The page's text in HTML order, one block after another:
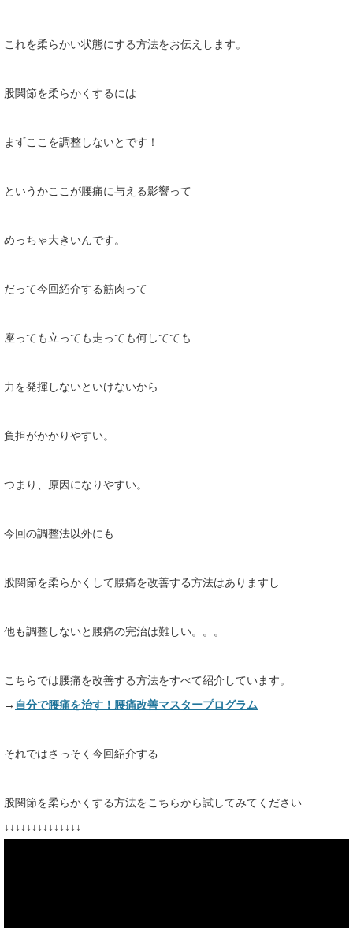
これを柔らかい状態にする方法をお伝えします。
股関節を柔らかくするには
まずここを調整しないとです！
というかここが腰痛に与える影響って
めっちゃ大きいんです。
だって今回紹介する筋肉って
座っても立っても走っても何してても
力を発揮しないといけないから
負担がかかりやすい。
つまり、原因になりやすい。
今回の調整法以外にも
股関節を柔らかくして腰痛を改善する方法はありますし
他も調整しないと腰痛の完治は難しい。。。
こちらでは腰痛を改善する方法をすべて紹介しています。
→ 自分で腰痛を治す！腰痛改善マスタープログラム
それではさっそく今回紹介する
股関節を柔らかくする方法をこちらから試してみてください
↓↓↓↓↓↓↓↓↓↓↓↓↓↓